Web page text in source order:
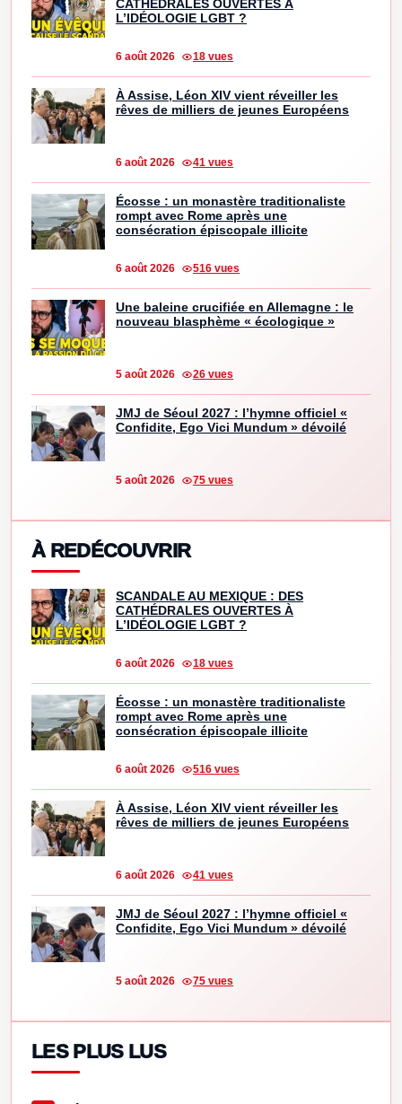
CATHÉDRALES OUVERTES À
L’IDÉOLOGIE LGBT ?
6 août 2026 18 vues
À Assise, Léon XIV vient réveiller les
rêves de milliers de jeunes Européens
6 août 2026 41 vues
Écosse : un monastère traditionaliste
rompt avec Rome après une
consécration épiscopale illicite
6 août 2026 516 vues
Une baleine crucifiée en Allemagne : le
nouveau blasphème « écologique »
5 août 2026 26 vues
JMJ de Séoul 2027 : l’hymne officiel «
Confidite, Ego Vici Mundum » dévoilé
5 août 2026 75 vues
À REDÉCOUVRIR
SCANDALE AU MEXIQUE : DES
CATHÉDRALES OUVERTES À
L’IDÉOLOGIE LGBT ?
6 août 2026 18 vues
Écosse : un monastère traditionaliste
rompt avec Rome après une
consécration épiscopale illicite
6 août 2026 516 vues
À Assise, Léon XIV vient réveiller les
rêves de milliers de jeunes Européens
6 août 2026 41 vues
JMJ de Séoul 2027 : l’hymne officiel «
Confidite, Ego Vici Mundum » dévoilé
5 août 2026 75 vues
LES PLUS LUS